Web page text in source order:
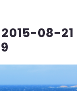
2015-08-21